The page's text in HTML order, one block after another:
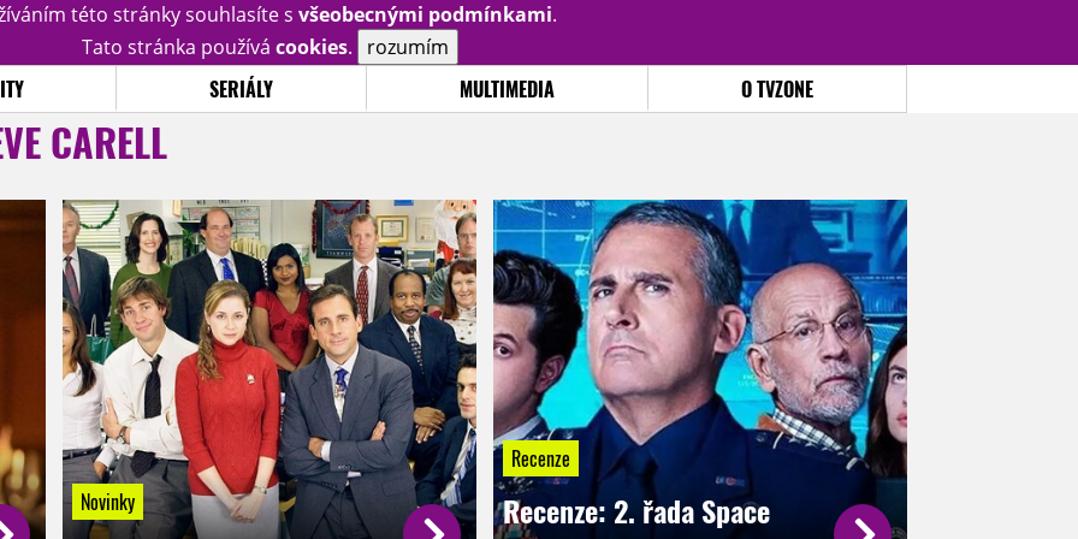
této stránky souhlasíte s všeobecnými podmínkami.
Tato stránka používá cookies. rozumím
SERIÁLY MULTIMEDIA O TVZONE
CARELL
Novinky
Recenze
Recenze: 2. řada Space